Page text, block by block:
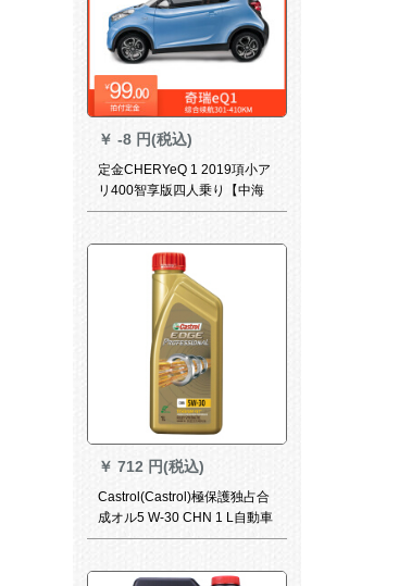
￥ -8 円(税込)
定金CHERYeQ 1 2019項小ア
リ400智享版四人乗り【中海
電気】
￥ 712 円(税込)
Castrol(Castrol)極保護独占合
成オル5 W-30 CHN 1 L自動車
用品